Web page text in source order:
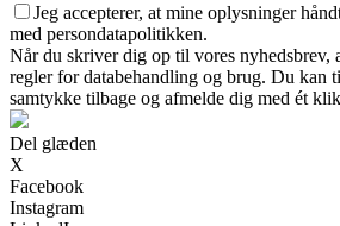
Jeg accepterer, at mine oplysninger
med persondatapolitikken.
Når du skriver dig op til vores nyhedsbrev,
regler for databehandling og brug. Du kan
samtykke tilbage og afmelde dig med ét
Del glæden
X
Facebook
Instagram